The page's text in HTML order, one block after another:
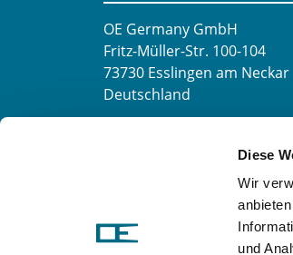
Diese
Wir
und
OE Germany GmbH
Fritz-Müller-Str. 100-104​
73730 Esslingen am Neckar​
Deutschland
Mo-Fr 8:00-16:00 Uhr
+49 711 6276980
Fax:+49 711 62769851